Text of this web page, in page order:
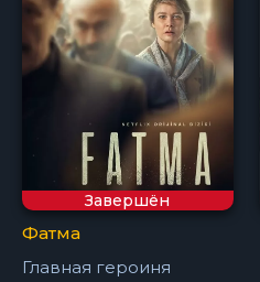
Завершён
Фатма
Главная героиня